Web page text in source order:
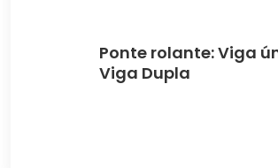
Ponte rolante: Viga
Viga Dupla